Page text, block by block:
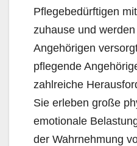
Pflegebedürftigen
zuhause und
Angehörigen
pflegende
zahlreiche
Sie erleben große
emotionale
der Wahrnehmung